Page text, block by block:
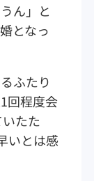
ん」と
となっ
ふたり
回程度会
たた
いとは感